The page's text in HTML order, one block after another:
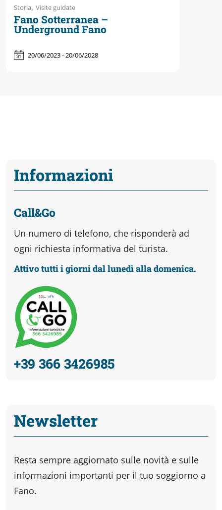
Storia, Visite guidate
Fano Sotterranea –
Underground Fano
20/06/2023 - 20/06/2028
Informazioni
Call&Go
Un numero di telefono, che risponderà ad
ogni richiesta informativa del turista.
Attivo tutti i giorni dal lunedì alla domenica.
+39 366 3426985
Newsletter
Resta sempre aggiornato sulle novità e sulle
informazioni importanti per il tuo soggiorno a
Fano.